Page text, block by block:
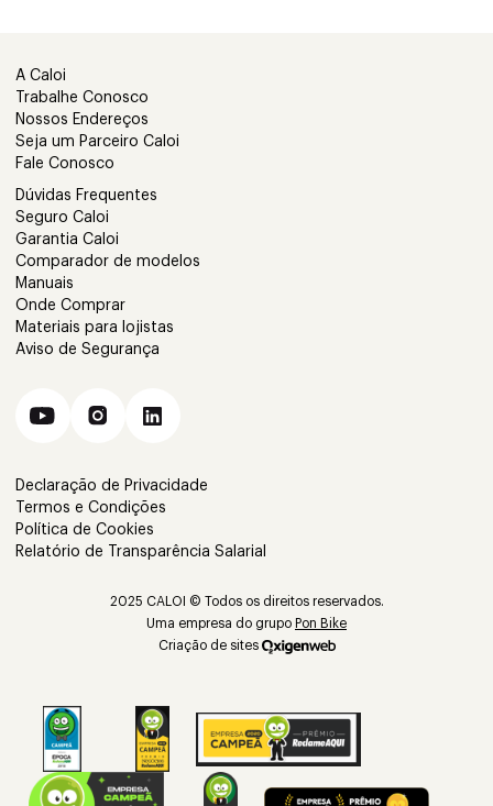
A Caloi
Trabalhe Conosco
Nossos Endereços
Seja um Parceiro Caloi
Fale Conosco
Dúvidas Frequentes
Seguro Caloi
Garantia Caloi
Comparador de modelos
Manuais
Onde Comprar
Materiais para lojistas
Aviso de Segurança
Declaração de Privacidade
Termos e Condições
Política de Cookies
Relatório de Transparência Salarial
2025 CALOI © Todos os direitos reservados.
Uma empresa do grupo Pon Bike
Criação de sites